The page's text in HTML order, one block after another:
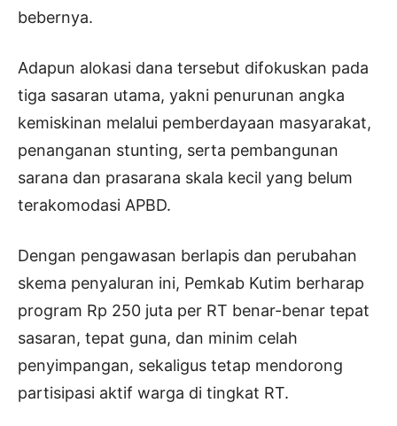
bebernya.
Adapun alokasi dana tersebut difokuskan pada
tiga sasaran utama, yakni penurunan angka
kemiskinan melalui pemberdayaan masyarakat,
penanganan stunting, serta pembangunan
sarana dan prasarana skala kecil yang belum
terakomodasi APBD.
Dengan pengawasan berlapis dan perubahan
skema penyaluran ini, Pemkab Kutim berharap
program Rp 250 juta per RT benar-benar tepat
sasaran, tepat guna, dan minim celah
penyimpangan, sekaligus tetap mendorong
partisipasi aktif warga di tingkat RT.